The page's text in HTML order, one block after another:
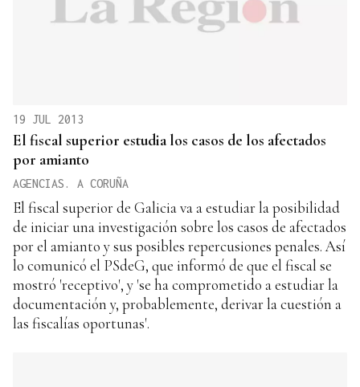
19 JUL 2013
El fiscal superior estudia los casos de los afectados
por amianto
AGENCIAS. A CORUÑA
El fiscal superior de Galicia va a estudiar la posibilidad
de iniciar una investigación sobre los casos de afectados
por el amianto y sus posibles repercusiones penales. Así
lo comunicó el PSdeG, que informó de que el fiscal se
mostró 'receptivo', y 'se ha comprometido a estudiar la
documentación y, probablemente, derivar la cuestión a
las fiscalías oportunas'.